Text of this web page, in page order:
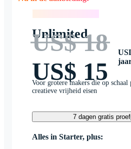
Unlimited
US$ 18
US$ 15
Voor grotere makers die op schaal
creatieve vrijheid eisen
7 dagen gratis
Alles in Starter, plus: